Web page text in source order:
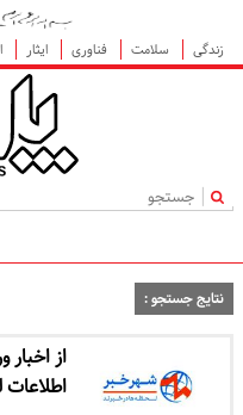
زندگی
سلامت فناوری ایثار
|
نتایج جستجو :
از اخبار